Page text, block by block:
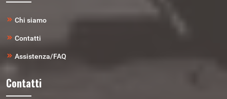
Chi siamo
Contatti
Assistenza/FAQ
Contatti